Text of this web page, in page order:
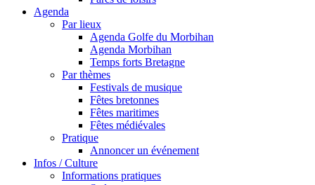
Agenda
Par lieux
Agenda Golfe du Morbihan
Agenda Morbihan
Temps forts Bretagne
Par thèmes
Festivals de musique
Fêtes bretonnes
Fêtes maritimes
Fêtes médiévales
Pratique
Annoncer un événement
Infos / Culture
Informations pratiques